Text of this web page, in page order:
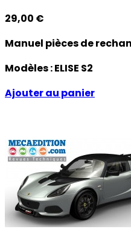
29,00 €
Manuel pièces de
Modèles :ELISE S2
Ajouter au panier